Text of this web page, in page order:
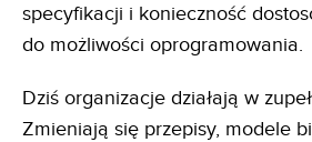
specyfikacji i konieczność
do możliwości oprogramowania.
Dziś organizacje działają w
Zmieniają się przepisy, modele